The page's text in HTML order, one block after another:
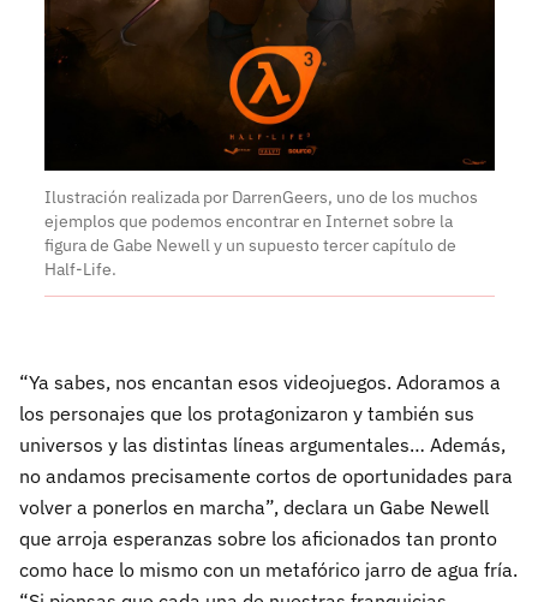
Ilustración realizada por DarrenGeers, uno de los muchos
ejemplos que podemos encontrar en Internet sobre la
figura de Gabe Newell y un supuesto tercer capítulo de
Half-Life.
“Ya sabes, nos encantan esos videojuegos. Adoramos a
los personajes que los protagonizaron y también sus
universos y las distintas líneas argumentales… Además,
no andamos precisamente cortos de oportunidades para
volver a ponerlos en marcha”, declara un Gabe Newell
que arroja esperanzas sobre los aficionados tan pronto
como hace lo mismo con un metafórico jarro de agua fría.